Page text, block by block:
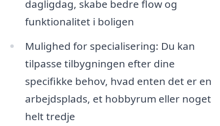
dagligdag, skabe bedre flow og
funktionalitet i boligen
Mulighed for specialisering: Du kan
tilpasse tilbygningen efter dine
specifikke behov, hvad enten det er en
arbejdsplads, et hobbyrum eller noget
helt tredje